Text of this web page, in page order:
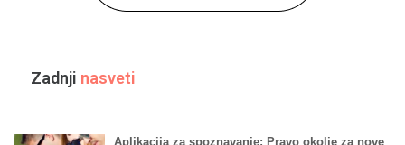
Zadnji nasveti
Aplikacija za spoznavanje: Pravo okolje za nove